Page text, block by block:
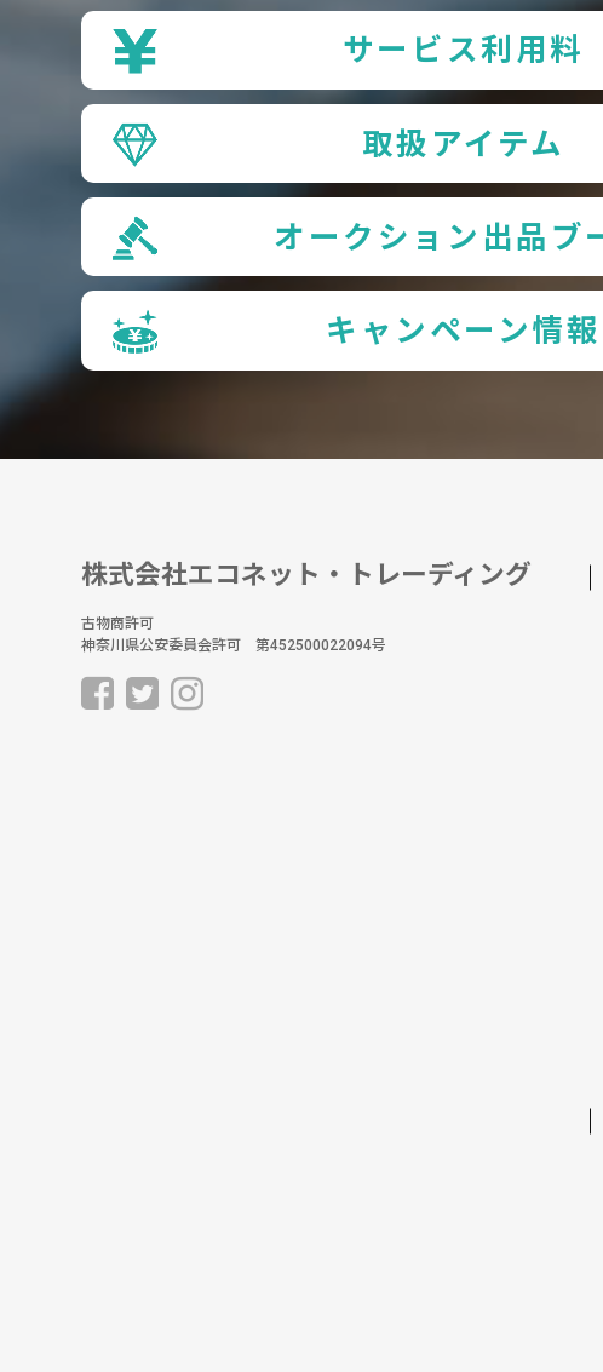
サービス利用料
取扱アイテム
オークション出品ブ
キャンペーン情報
株式会社エコネット・トレーディング
古物商許可
神奈川県公安委員会許可 第452500022094号